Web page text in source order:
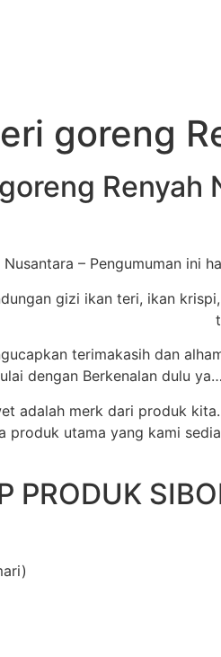
goreng
Renyah
– Pengumuman ini
terimakasih dan
dengan Berkenalan dulu
adalah merk dari produk
produk utama yang kami
PRODUK